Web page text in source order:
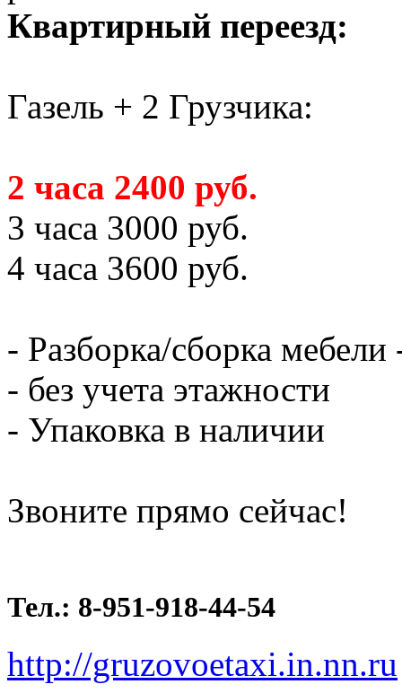
Квартирный переезд:
Газель + 2 Грузчика:
2 часа 2400 руб.
3 часа 3000 руб.
4 часа 3600 руб.
- Разборка/сборка мебели
- без учета этажности
- Упаковка в наличии
Звоните прямо сейчас!
Тел.: 8-951-918-44-54
http://gruzovoetaxi.in.nn.ru